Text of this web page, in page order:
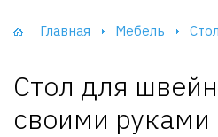
Главная Мебель
Стол для
своими руками